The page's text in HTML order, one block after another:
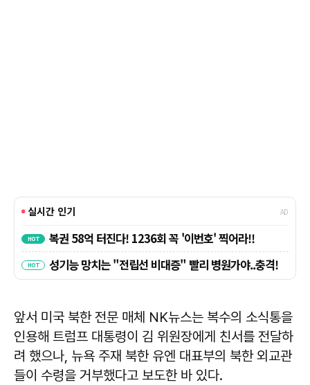
앞서 미국 북한 전문 매체 NK뉴스는 복수의 소식통을
인용해 트럼프 대통령이 김 위원장에게 친서를 전달하
려 했으나, 뉴욕 주재 북한 유엔 대표부의 북한 외교관
들이 수령을 거부했다고 보도한 바 있다.